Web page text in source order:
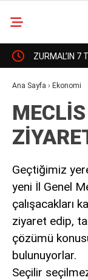
ZURMAL’IN 7
URLULARIN 13
deneme
bonusu
veren
siteler
bonusu
veren
siteler
2025
deneme
bonusu
veren
siteler
deneme
Ana Sayfa › Ekonomi
Geçtiğimiz
yeni İl Genel
çalışacakları
ziyaret edip,
çözümü
bulunuyorlar.
Seçilir